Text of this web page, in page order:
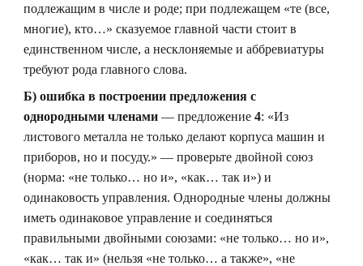
подлежащим в числе и роде; при подлежащем «те (все,
многие), кто…» сказуемое главной части стоит в
единственном числе, а несклоняемые и аббревиатуры
требуют рода главного слова.
Б) ошибка в построении предложения с
однородными членами — предложение 4: «Из
листового металла не только делают корпуса машин и
приборов, но и посуду.» — проверьте двойной союз
(норма: «не только… но и», «как… так и») и
одинаковость управления. Однородные члены должны
иметь одинаковое управление и соединяться
правильными двойными союзами: «не только… но и»,
«как… так и» (нельзя «не только… а также», «не